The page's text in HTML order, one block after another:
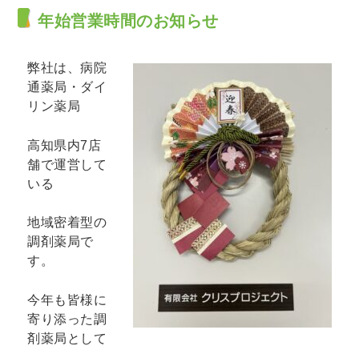
年始営業時間のお知らせ
弊社は、病院
通薬局・ダイ
リン薬局
高知県内7店
舗で運営して
いる
地域密着型の
調剤薬局で
す。
今年も皆様に
寄り添った調
剤薬局として